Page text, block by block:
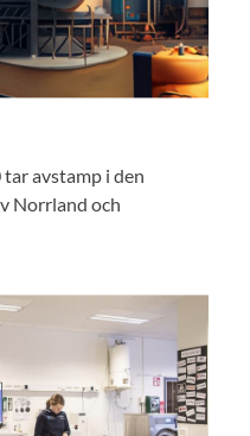
avstamp i den
Norrland och